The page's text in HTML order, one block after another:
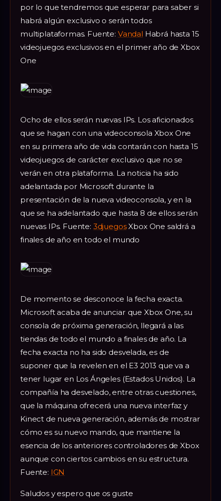
por lo que tendremos que esperar para saber si
habrá algún exclusivo o serán todos
multiplataformas. Fuente: Vandal Habrá hasta 15
videojuegos exclusivos en el primer año de Xbox
One
Ocho de ellos serán nuevas IPs. Los aficionados
que se hagan con una videoconsola Xbox One
en su primera año de vida contarán con hasta 15
videojuegos de carácter exclusivo que no se
verán en otra plataforma. La noticia ha sido
adelantada por Microsoft durante la
presentación de la nueva videoconsola, y en la
que se ha adelantado que hasta 8 de ellos serán
nuevas IPs. Fuente: 3djuegosXbox One saldrá a
finales de año en todo el mundo
De momento se desconoce la fecha exacta.
Microsoft acaba de anunciar que Xbox One, su
consola de próxima generación, llegará a las
tiendas de todo el mundo a finales de año. La
fecha exacta no ha sido desvelada, es de
suponer que la revelen en el E3 2013 que va a
tener lugar en Los Ángeles (Estados Unidos). La
compañía ha desvelado, entre otras cuestiones,
que la máquina ofrecerá una nueva interfaz y
Kinect de nueva generación, además de mostrar
cómo es su nuevo mando, que mantiene la
esencia de los anteriores controladores de Xbox
aunque con ciertos cambios en su estructura.
Fuente: IGN
Saludos y espero que os guste